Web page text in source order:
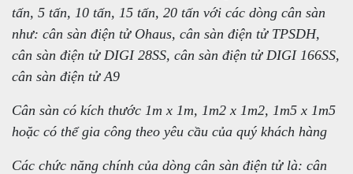
tấn, 5 tấn, 10 tấn, 15 tấn, 20 tấn với các dòng cân sàn
như: cân sàn điện tử Ohaus, cân sàn điện tử TPSDH,
cân sàn điện tử DIGI 28SS, cân sàn điện tử DIGI 166SS,
cân sàn điện tử A9
Cân sàn có kích thước 1m x 1m, 1m2 x 1m2, 1m5 x 1m5
hoặc có thể gia công theo yêu cầu của quý khách hàng
Các chức năng chính của dòng cân sàn điện tử là: cân